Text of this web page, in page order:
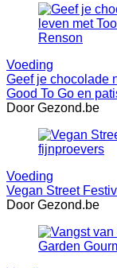
Voeding
Geef je chocolade
Good To Go en
Door Gezond.be
Voeding
Vegan Street
Door Gezond.be